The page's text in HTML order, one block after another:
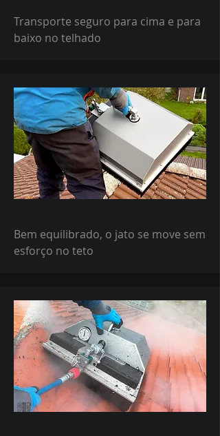
Transporte seguro para cima e para
baixo no telhado
Bem equilibrado, o jato se move sem
esforço no teto